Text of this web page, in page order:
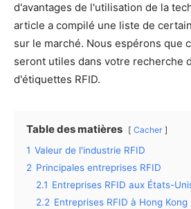
d'avantages de l'utilisation de la
article a compilé une liste de
sur le marché. Nous espérons que
seront utiles dans votre recherche
d'étiquettes RFID.
Table des matières Cacher
1 Valeur de l'industrie RFID
2 Principales entreprises RFID
2.1 Entreprises RFID aux États-
2.2 Entreprises RFID à Hong Kong